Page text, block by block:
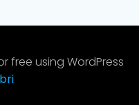
free using WordPress